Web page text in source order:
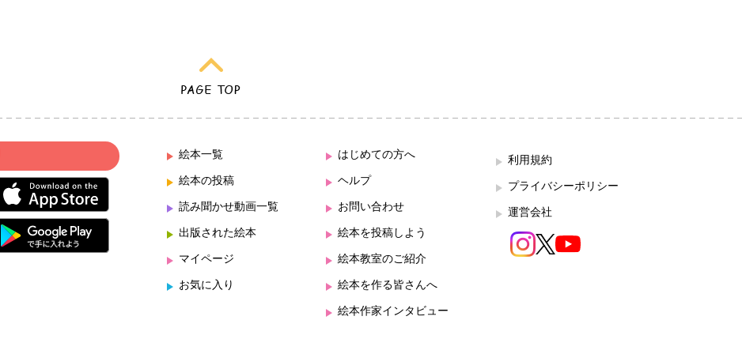
絵本一覧
絵本の投稿
読み聞かせ動画一覧
出版された絵本
マイページ
お気に入り
はじめての方へ
ヘルプ
お問い合わせ
絵本を投稿しよう
絵本教室のご紹介
絵本を作る皆さんへ
絵本作家インタビュー
利用規約
プライバシーポリシー
運営会社